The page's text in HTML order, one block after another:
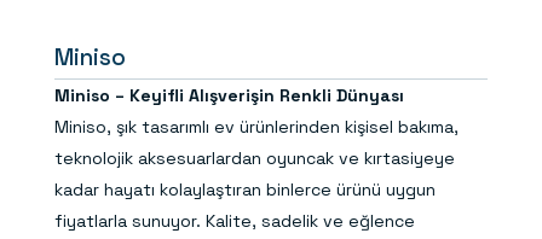
Miniso
Miniso – Keyifli Alışverişin Renkli Dünyası
Miniso, şık tasarımlı ev ürünlerinden kişisel bakıma,
teknolojik aksesuarlardan oyuncak ve kırtasiyeye
kadar hayatı kolaylaştıran binlerce ürünü uygun
fiyatlarla sunuyor. Kalite, sadelik ve eğlence